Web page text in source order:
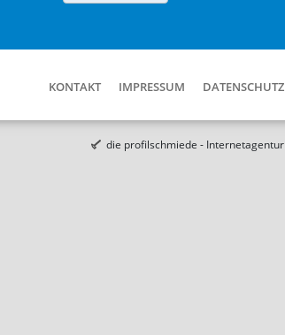
KONTAKT IMPRESSUM DATENSCHUTZ
die profilschmiede - Internetagentur